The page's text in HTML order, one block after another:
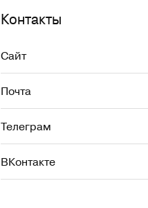
Контакты
Сайт
Почта
Телеграм
ВКонтакте